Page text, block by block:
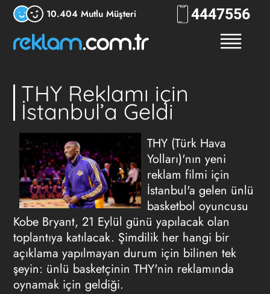
10.404 Mutlu Müşteri 4447556
THY Reklamı için
İstanbul’a Geldi
THY (Türk Hava
Yolları)'nın yeni
reklam filmi için
İstanbul'a gelen ünlü
basketbol oyuncusu
Kobe Bryant, 21 Eylül günü yapılacak olan
toplantıya katılacak. Şimdilik her hangi bir
açıklama yapılmayan durum için bilinen tek
şeyin: ünlü basketçinin THY'nin reklamında
oynamak için geldiği.